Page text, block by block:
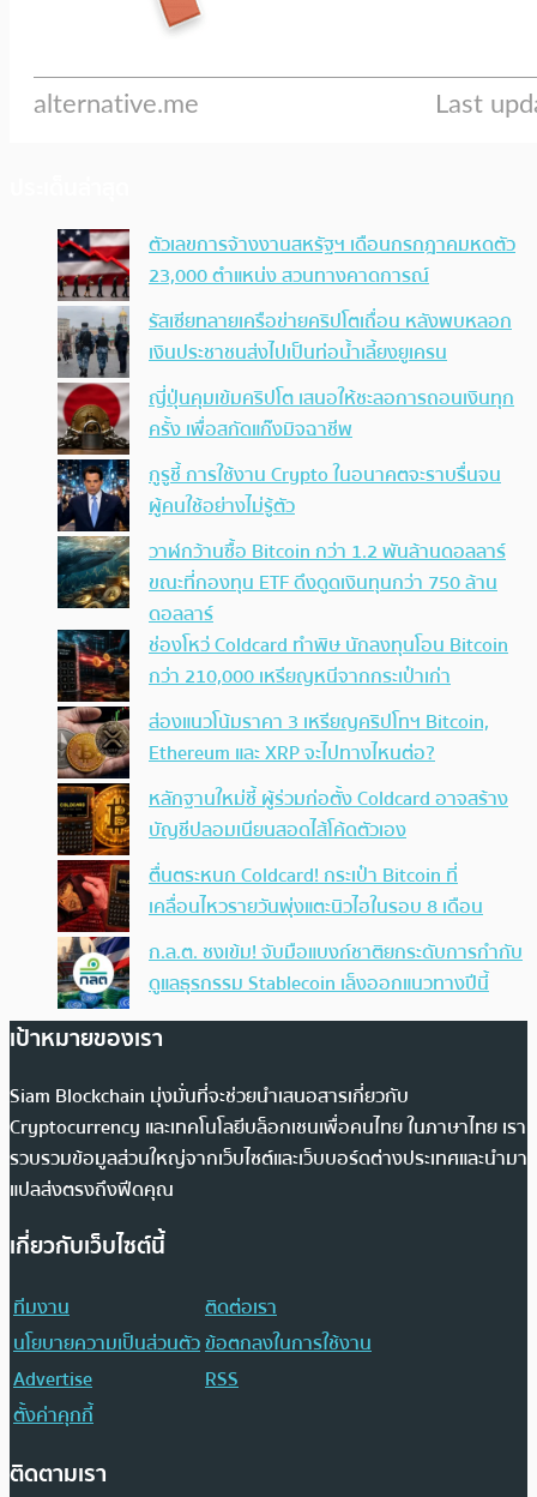
ตัวเลขการจ้างงานสหรัฐฯ เดือนกรกฎาคมหดตัว
23,000 ตำแหน่ง สวนทางคาดการณ์
รัสเซียทลายเครือข่ายคริปโตเถื่อน หลังพบหลอก
เงินประชาชนส่งไปเป็นท่อน้ำเลี้ยงยูเครน
ญี่ปุ่นคุมเข้มคริปโต เสนอให้ชะลอการถอนเงินทุก
ครั้ง เพื่อสกัดแก๊งมิจฉาชีพ
กูรูชี้ การใช้งาน Crypto ในอนาคตจะราบรื่นจน
ผู้คนใช้อย่างไม่รู้ตัว
วาฬกว้านซื้อ Bitcoin กว่า 1.2 พันล้านดอลลาร์
ขณะที่กองทุน ETF ดึงดูดเงินทุนกว่า 750 ล้าน
ดอลลาร์
ช่องโหว่ Coldcard ทำพิษ นักลงทุนโอน Bitcoin
กว่า 210,000 เหรียญหนีจากกระเป๋าเก่า
ส่องแนวโน้มราคา 3 เหรียญคริปโทฯ Bitcoin,
Ethereum และ XRP จะไปทางไหนต่อ?
หลักฐานใหม่ชี้ ผู้ร่วมก่อตั้ง Coldcard อาจสร้าง
บัญชีปลอมเนียนสอดไส้โค้ดตัวเอง
ตื่นตระหนก Coldcard! กระเป๋า Bitcoin ที่
เคลื่อนไหวรายวันพุ่งแตะนิวไฮในรอบ 8 เดือน
ก.ล.ต. ชงเข้ม! จับมือแบงก์ชาติยกระดับการกำกับ
ดูแลธุรกรรม Stablecoin เล็งออกแนวทางปีนี้
เป้าหมายของเรา
Siam Blockchain มุ่งมั่นที่จะช่วยนำเสนอสารเกี่ยวกับ
Cryptocurrency และเทคโนโลยีบล็อกเชนเพื่อคนไทย ในภาษาไทย เรา
รวบรวมข้อมูลส่วนใหญ่จากเว็บไซต์และเว็บบอร์ดต่างประเทศและนำมา
แปลส่งตรงถึงฟีดคุณ
เกี่ยวกับเว็บไซต์นี้
ทีมงาน
ติดต่อเรา
นโยบายความเป็นส่วนตัวข้อตกลงในการใช้งาน
Advertise
RSS
ตั้งค่าคุกกี้
ติดตามเรา